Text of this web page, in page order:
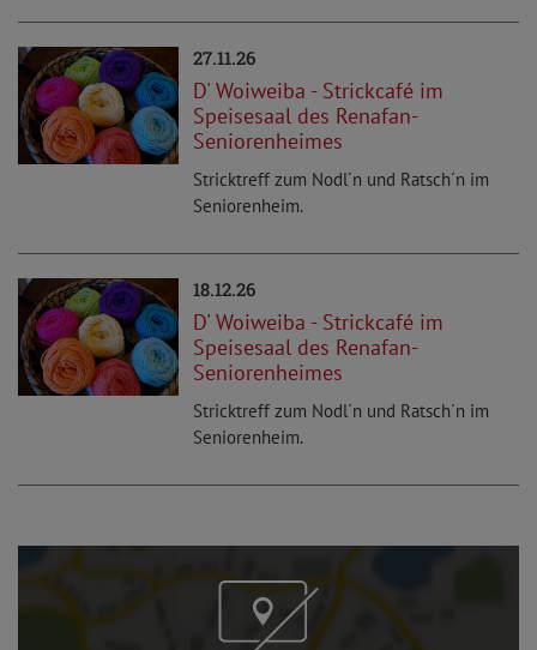
27.11.26
D' Woiweiba - Strickcafé im
Speisesaal des Renafan-
Seniorenheimes
Stricktreff zum Nodl´n und Ratsch´n im
Seniorenheim.
18.12.26
D' Woiweiba - Strickcafé im
Speisesaal des Renafan-
Seniorenheimes
Stricktreff zum Nodl´n und Ratsch´n im
Seniorenheim.